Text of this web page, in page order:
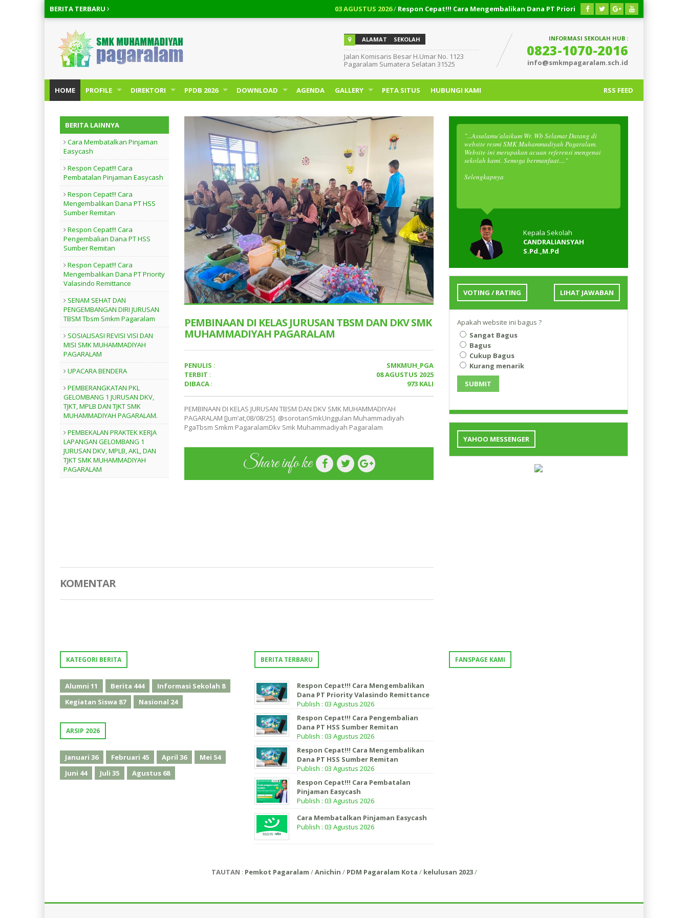
BERITA TERBARU 03 AGUSTUS 2026/Respon Cepat!!! Cara Mengembalikan Dana PT Priority Valasindo Remittance
ALAMAT SEKOLAH
Jalan Komisaris Besar H.Umar No. 1123
Pagaralam Sumatera Selatan 31525
INFORMASI SEKOLAH HUB :
0823-1070-2016
info@smkmpagaralam.sch.id
HOME PROFILE DIREKTORI PPDB 2026 DOWNLOAD AGENDA GALLERY PETA SITUS HUBUNGI KAMI RSS FEED
PEMBINAAN DI KELAS JURUSAN TBSM DAN DKV SMK
MUHAMMADIYAH PAGARALAM
PENULIS :
SMKMUH_PGA
TERBIT :
08 AGUSTUS 2025
DIBACA : 973 KALI
PEMBINAAN DI KELAS JURUSAN TBSM DAN DKV SMK MUHAMMADIYAH
PAGARALAM [Jum’at,08/08/25]. @sorotanSmkUnggulan Muhammadiyah
PgaTbsm Smkm PagaralamDkv Smk Muhammadiyah Pagaralam
Share info ke
BERITA LAINNYA
Cara Membatalkan Pinjaman
Easycash
Respon Cepat!!! Cara
Pembatalan Pinjaman Easycash
Respon Cepat!!! Cara
Mengembalikan Dana PT HSS
Sumber Remitan
Respon Cepat!!! Cara
Pengembalian Dana PT HSS
Sumber Remitan
Respon Cepat!!! Cara
Mengembalikan Dana PT Priority
Valasindo Remittance
SENAM SEHAT DAN
PENGEMBANGAN DIRI JURUSAN
TBSM Tbsm Smkm Pagaralam
SOSIALISASI REVISI VISI DAN
MISI SMK MUHAMMADIYAH
PAGARALAM
UPACARA BENDERA
PEMBERANGKATAN PKL
GELOMBANG 1 JURUSAN DKV,
TJKT, MPLB DAN TJKT SMK
MUHAMMADIYAH PAGARALAM.
PEMBEKALAN PRAKTEK KERJA
LAPANGAN GELOMBANG 1
JURUSAN DKV, MPLB, AKL, DAN
TJKT SMK MUHAMMADIYAH
PAGARALAM
KOMENTAR
"...Assalamu'alaikum Wr. Wb Selamat Datang di
website resmi SMK Muhammadiyah Pagaralam.
Website ini merupakan acuan referensi mengenai
sekolah kami. Semoga bermanfaat...."
Selengkapnya
Kepala Sekolah
CANDRALIANSYAH
S.Pd.,M.Pd
VOTING / RATING LIHAT JAWABAN
Apakah website ini bagus ?
Sangat Bagus
Bagus
Cukup Bagus
Kurang menarik
SUBMIT
YAHOO MESSENGER
KATEGORI BERITA
Alumni 11 Berita 444 Informasi Sekolah 8
Kegiatan Siswa 87 Nasional 24
ARSIP 2026
Januari 36 Februari 45 April 36 Mei 54
Juni 44 Juli 35 Agustus 68
BERITA TERBARU
Respon Cepat!!! Cara Mengembalikan
Dana PT Priority Valasindo Remittance
Publish : 03 Agustus 2026
Respon Cepat!!! Cara Pengembalian
Dana PT HSS Sumber Remitan
Publish : 03 Agustus 2026
Respon Cepat!!! Cara Mengembalikan
Dana PT HSS Sumber Remitan
Publish : 03 Agustus 2026
Respon Cepat!!! Cara Pembatalan
Pinjaman Easycash
Publish : 03 Agustus 2026
Cara Membatalkan Pinjaman Easycash
Publish : 03 Agustus 2026
FANSPAGE KAMI
TAUTAN : Pemkot Pagaralam /Anichin / PDM Pagaralam Kota / kelulusan 2023/